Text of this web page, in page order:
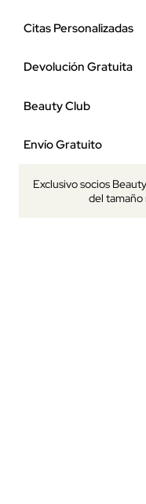
Citas Personalizadas
Devolución Gratuita
Beauty Club
Envío Gratuito
Exclusivo socios
del tamaño